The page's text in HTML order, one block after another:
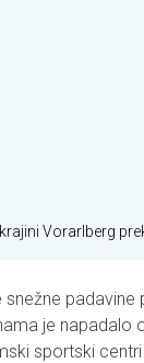
Vorarlberg
je napadalo
sportski